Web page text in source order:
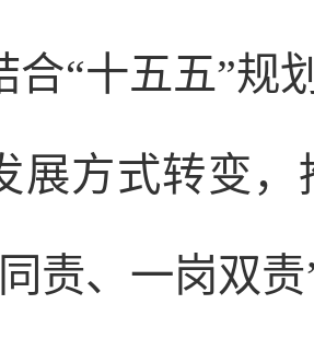
合“十五五”规
展方式转变
责、一岗双